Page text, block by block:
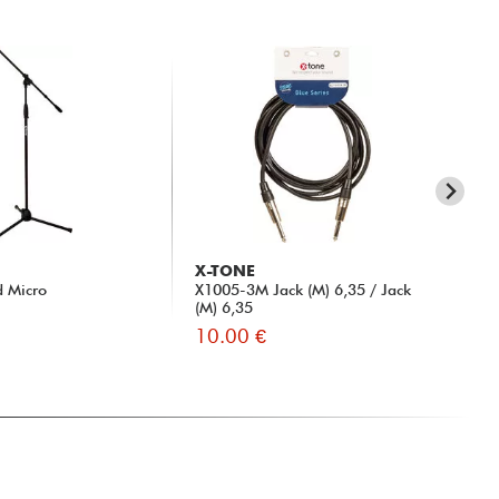
Micro
X-TONE
X1005-3M Jack (M) 6,35 / Jack
(M) 6,35
10.00 €